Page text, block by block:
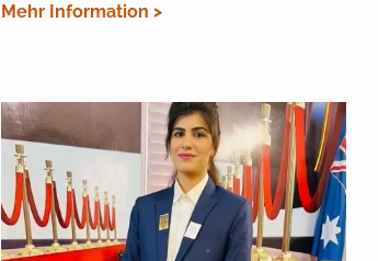
Mehr Information >